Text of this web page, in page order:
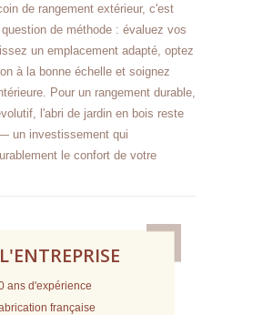
de rangement extérieur, c'est
de méthode : évaluez vos
un emplacement adapté, optez
à la bonne échelle et soignez
Pour un rangement durable,
l'abri de jardin en bois reste
un investissement qui
le confort de votre
L'ENTREPRISE
ans d'expérience
française